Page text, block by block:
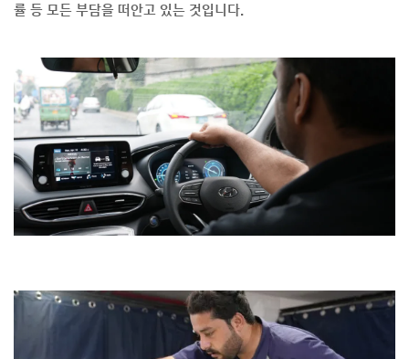
률 등 모든 부담을 떠안고 있는 것입니다.